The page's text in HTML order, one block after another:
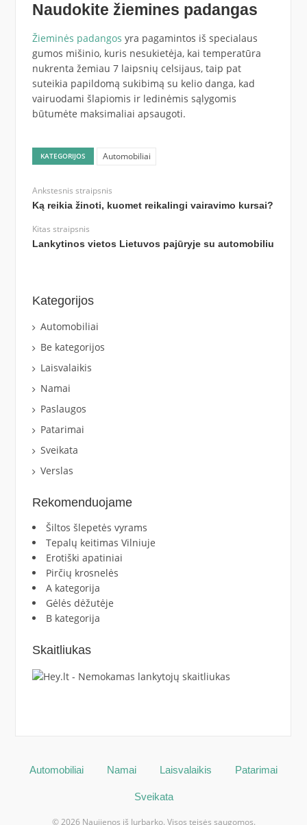
Naudokite žiemines padangas
Žieminės padangos yra pagamintos iš specialaus
gumos mišinio, kuris nesukietėja, kai temperatūra
nukrenta žemiau 7 laipsnių celsijaus, taip pat
suteikia papildomą sukibimą su kelio danga, kad
vairuodami šlapiomis ir ledinėmis sąlygomis
būtumėte maksimaliai apsaugoti.
KATEGORIJOS Automobiliai
Ankstesnis straipsnis
Ką reikia žinoti, kuomet reikalingi vairavimo kursai?
Kitas straipsnis
Lankytinos vietos Lietuvos pajūryje su automobiliu
Kategorijos
Automobiliai
Be kategorijos
Laisvalaikis
Namai
Paslaugos
Patarimai
Sveikata
Verslas
Rekomenduojame
Šiltos šlepetės vyrams
Tepalų keitimas Vilniuje
Erotiški apatiniai
Pirčių krosnelės
A kategorija
Gėlės dėžutėje
B kategorija
Skaitliukas
Automobiliai Namai Laisvalaikis Patarimai
Sveikata
© 2026 Naujienos iš Jurbarko. Visos teisės saugomos.